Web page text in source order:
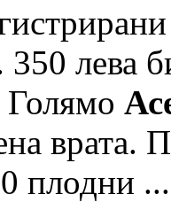
лева
врата.
плодни ...